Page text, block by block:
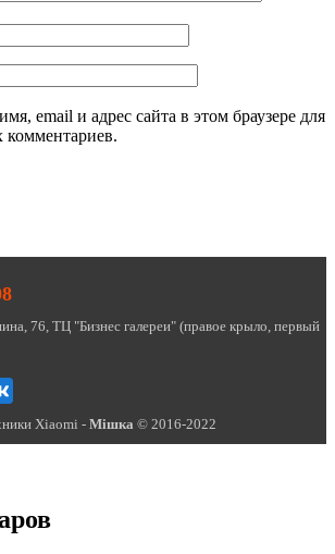
email и адрес сайта в этом браузере для
76, ТЦ "Бизнес галереи" (правое крыло, первый
Xiaomi - Miшка © 2016-2022